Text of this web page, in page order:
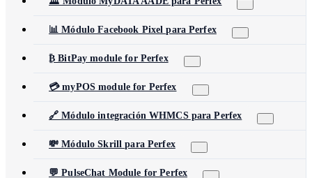
📊 Módulo Facebook Pixel para Perfex
₿ BitPay module for Perfex
💳 myPOS module for Perfex
🔗 Módulo integración WHMCS para Perfex
💸 Módulo Skrill para Perfex
💬 PulseChat Module for Perfex